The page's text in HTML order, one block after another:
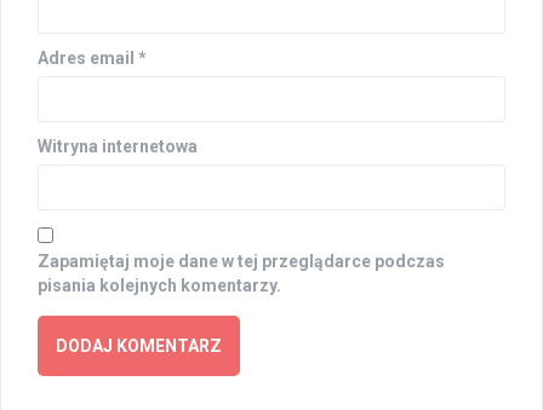
Adres email *
Witryna internetowa
Zapamiętaj moje dane w tej przeglądarce podczas
pisania kolejnych komentarzy.